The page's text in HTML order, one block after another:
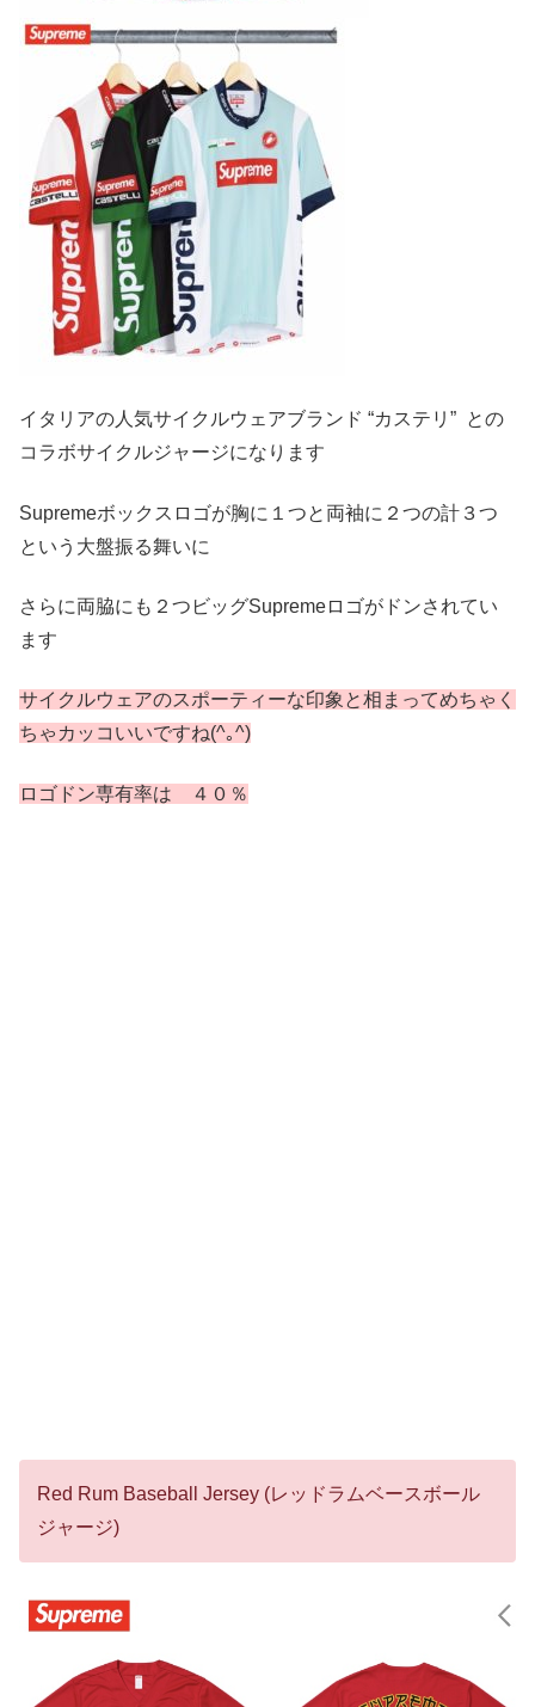
イタリアの人気サイクルウェアブランド “カステリ” との
コラボサイクルジャージになります
Supremeボックスロゴが胸に１つと両袖に２つの計３つ
という大盤振る舞いに
さらに両脇にも２つビッグSupremeロゴがドンされてい
ます
サイクルウェアのスポーティーな印象と相まってめちゃく
ちゃカッコいいですね(^｡^)
ロゴドン専有率は ４０％
Red Rum Baseball Jersey (レッドラムベースボール
ジャージ)